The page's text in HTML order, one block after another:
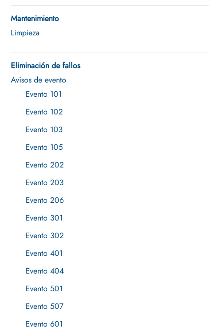
Mantenimiento
Limpieza
Eliminación de fallos
Avisos de evento
Evento 101
Evento 102
Evento 103
Evento 105
Evento 202
Evento 203
Evento 206
Evento 301
Evento 302
Evento 401
Evento 404
Evento 501
Evento 507
Evento 601